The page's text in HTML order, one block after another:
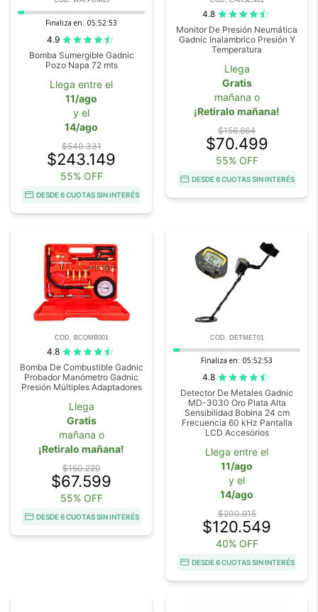
Finaliza en: 05:52:52
4.9
Bomba Sumergible Gadnic
Pozo Napa 72 mts
Llega entre el
11/ago
y el
14/ago
$540.331
$243.149
55% OFF
DESDE 6 CUOTAS SIN INTERÉS
4.8
Monitor De Presión Neumática
Gadnic Inalambrico Presión Y
Temperatura
Llega
Gratis
mañana o
¡Retiralo mañana!
$156.664
$70.499
55% OFF
DESDE 6 CUOTAS SIN INTERÉS
COD. BCOMB001
4.8
Bomba De Combustible Gadnic
Probador Manómetro Gadnic
Presión Múltiples Adaptadores
Llega
Gratis
mañana o
¡Retiralo mañana!
$150.220
$67.599
55% OFF
DESDE 6 CUOTAS SIN INTERÉS
COD. DETMET01
Finaliza en: 05:52:52
4.8
Detector De Metales Gadnic
MD-3030 Oro Plata Alta
Sensibilidad Bobina 24 cm
Frecuencia 60 kHz Pantalla
LCD Accesorios
Llega entre el
11/ago
y el
14/ago
$200.915
$120.549
40% OFF
DESDE 6 CUOTAS SIN INTERÉS